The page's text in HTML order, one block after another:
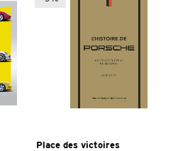
Place des victoires